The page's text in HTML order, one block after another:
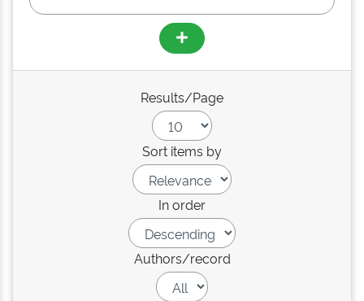
Results/Page
Sort items by
In order
Authors/record